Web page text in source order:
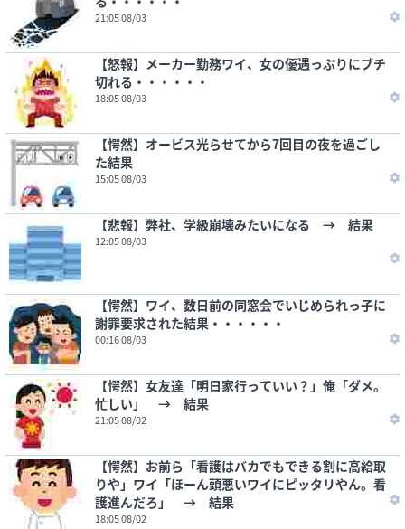
21:05 08/03
【怒報】メーカー勤務ワイ、女の優遇っぷりにブチ
切れる・・・・・・
18:05 08/03
【愕然】オービス光らせてから7回目の夜を過ごし
た結果
15:05 08/03
【悲報】弊社、学級崩壊みたいになる → 結果
12:05 08/03
【愕然】ワイ、数日前の同窓会でいじめられっ子に
謝罪要求された結果・・・・・・
00:16 08/03
【愕然】女友達「明日家行っていい？」俺「ダメ。
忙しい」 → 結果
21:05 08/02
【愕然】お前ら「看護はバカでもできる割に高給取
りや」ワイ「ほーん頭悪いワイにピッタリやん。看
護進んだろ」 → 結果
18:05 08/02